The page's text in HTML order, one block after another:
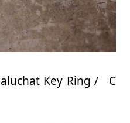
Key Ring / C